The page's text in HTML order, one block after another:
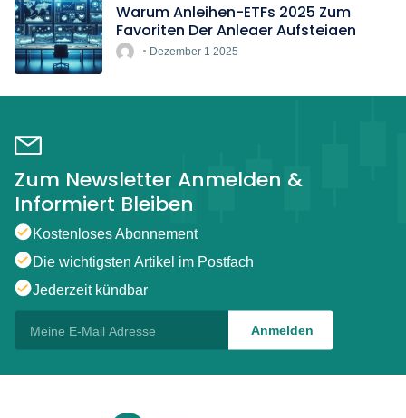
Warum Anleihen-ETFs 2025 Zum
Favoriten Der Anleger Aufsteigen
Dezember 1 2025
Zum Newsletter Anmelden &
Informiert Bleiben
Kostenloses Abonnement
Die wichtigsten Artikel im Postfach
Jederzeit kündbar